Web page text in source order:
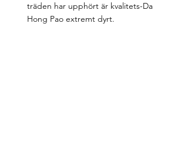
träden har upphört är kvalitets-Da
Hong Pao extremt dyrt.